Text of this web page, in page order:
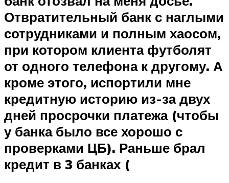
Отвратительный банк с наглыми
сотрудниками и полным хаосом,
при котором клиента футболят
от одного телефона к другому. А
кроме этого, испортили мне
кредитную историю из-за двух
дней просрочки платежа (чтобы
у банка было все хорошо с
проверками ЦБ). Раньше брал
кредит в 3 банках (